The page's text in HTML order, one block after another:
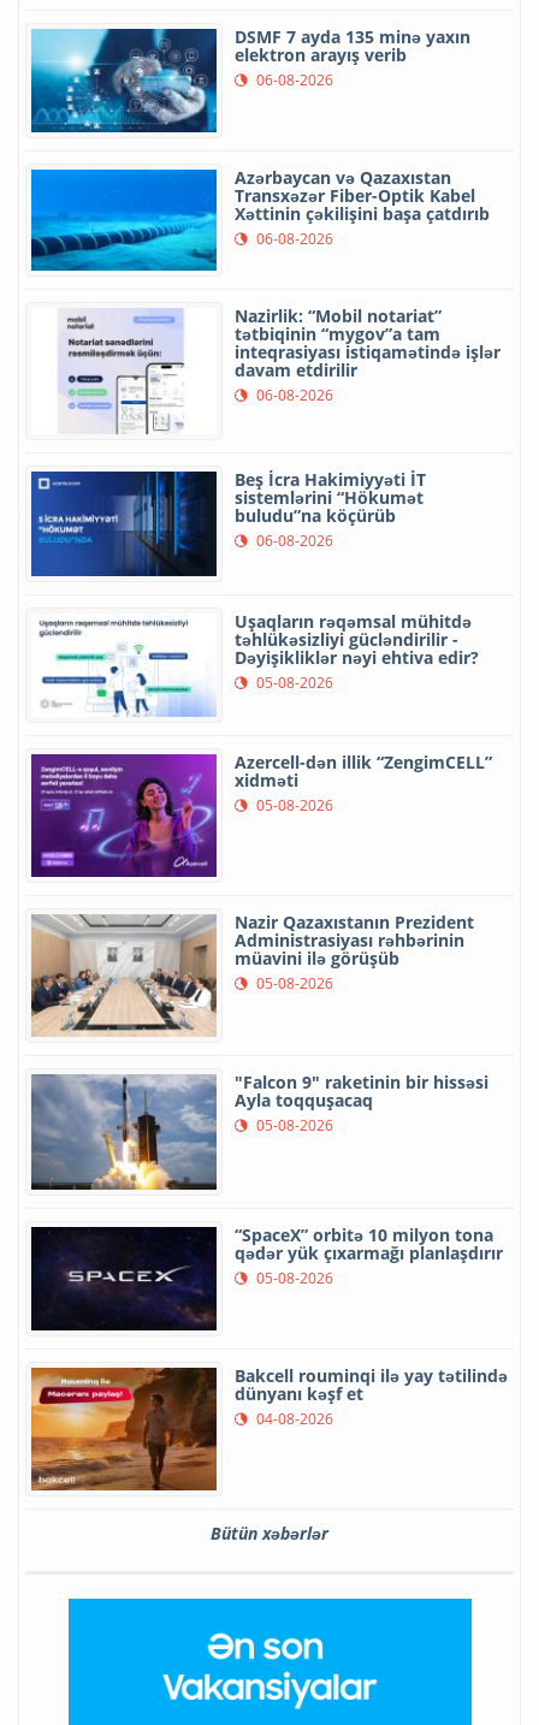
DSMF 7 ayda 135 minə yaxın
elektron arayış verib
06-08-2026
Azərbaycan və Qazaxıstan
Transxəzər Fiber-Optik Kabel
Xəttinin çəkilişini başa çatdırıb
06-08-2026
Nazirlik: “Mobil notariat”
tətbiqinin “mygov”a tam
inteqrasiyası istiqamətində işlər
davam etdirilir
06-08-2026
Beş İcra Hakimiyyəti İT
sistemlərini “Hökumət
buludu”na köçürüb
06-08-2026
Uşaqların rəqəmsal mühitdə
təhlükəsizliyi gücləndirilir -
Dəyişikliklər nəyi ehtiva edir?
05-08-2026
Azercell-dən illik “ZengimCELL”
xidməti
05-08-2026
Nazir Qazaxıstanın Prezident
Administrasiyası rəhbərinin
müavini ilə görüşüb
05-08-2026
"Falcon 9" raketinin bir hissəsi
Ayla toqquşacaq
05-08-2026
“SpaceX” orbitə 10 milyon tona
qədər yük çıxarmağı planlaşdırır
05-08-2026
Bakcell rouminqi ilə yay tətilində
dünyanı kəşf et
04-08-2026
Bütün xəbərlər